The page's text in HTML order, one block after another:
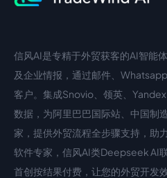
中文入口
信风AI是专精于外贸获客的AI智能
及企业情报，通过邮件、
客户。集成Snovio、领英、
数据，为阿里巴巴国际站、中国制
家，提供外贸流程全步骤支持，助
软件专家，信风AI类Deepseek AI
首创按结果付费，让您的外贸开发效